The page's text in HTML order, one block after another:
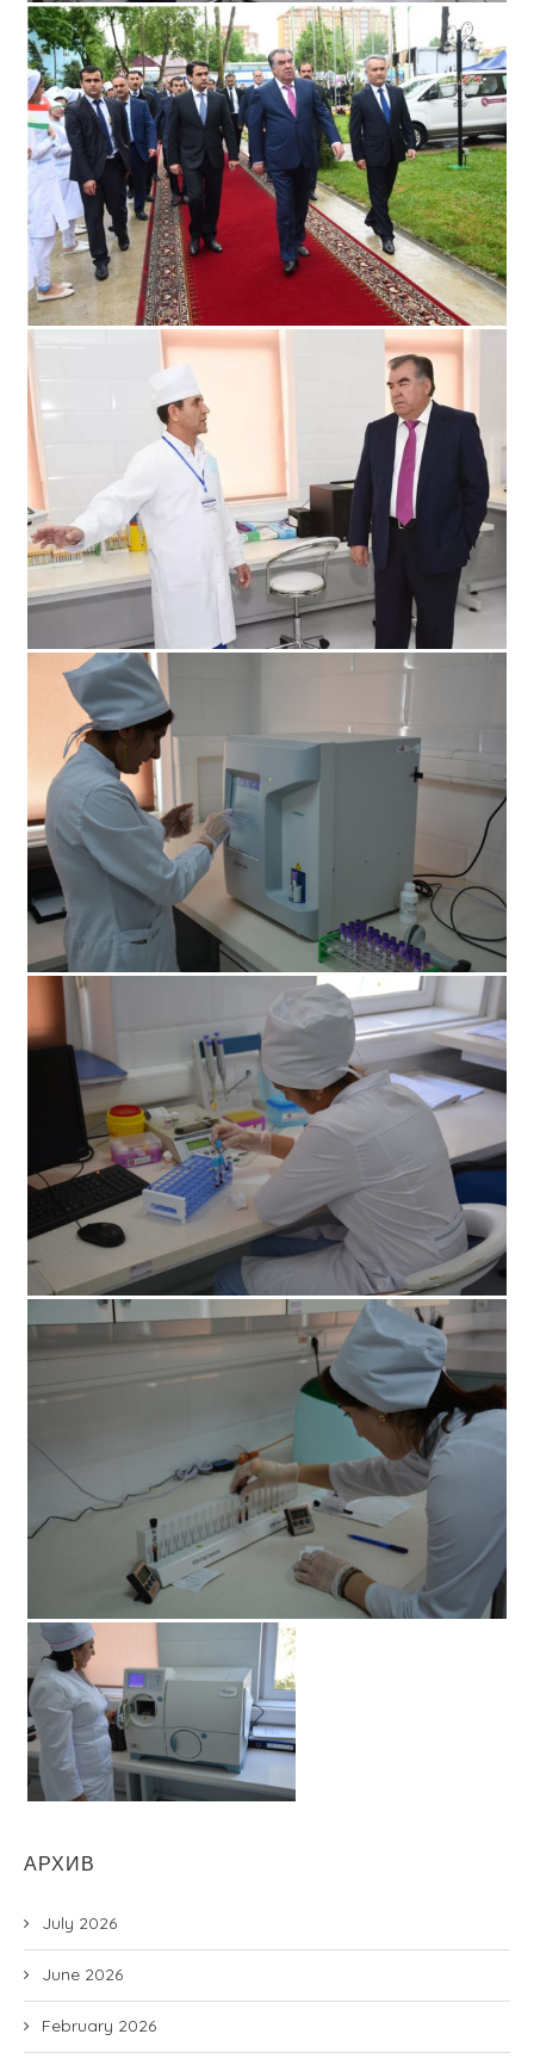
АРХИВ
July 2026
June 2026
February 2026